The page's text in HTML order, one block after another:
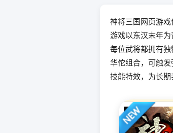
神将三国网页游
游戏以东汉末年为
每位武将都拥有
华佗组合，可触
技能特效，为长期